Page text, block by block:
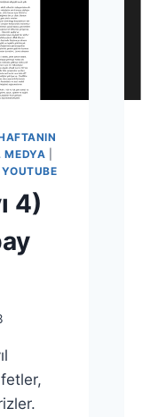
MEDYA
YOUTUBE
4)